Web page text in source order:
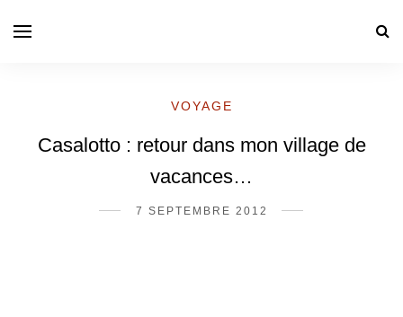
VOYAGE
Casalotto : retour dans mon village de
vacances…
7 SEPTEMBRE 2012